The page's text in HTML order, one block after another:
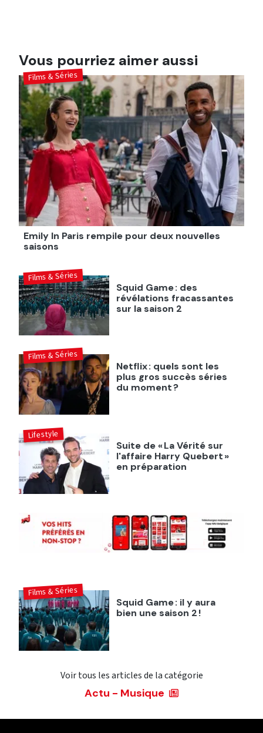
Vous pourriez aimer aussi
Emily In Paris rempile pour deux nouvelles
saisons
Films & Séries
Squid Game : des
révélations fracassantes
sur la saison 2
Films & Séries
Netflix : quels sont les
plus gros succès séries
du moment ?
Films & Séries
Suite de « La Vérité sur
l'affaire Harry Quebert »
en préparation
Lifestyle
Squid Game : il y aura
bien une saison 2 !
Films & Séries
Voir tous les articles de la catégorie
Actu - Musique